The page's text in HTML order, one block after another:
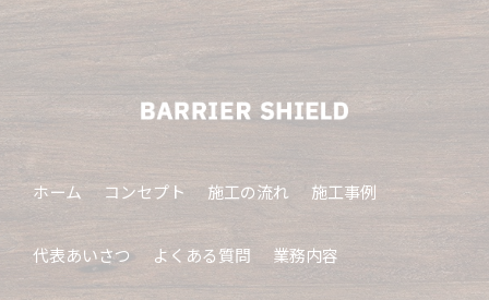
ホーム コンセプト 施工の流れ 施工事例
代表あいさつ よくある質問 業務内容